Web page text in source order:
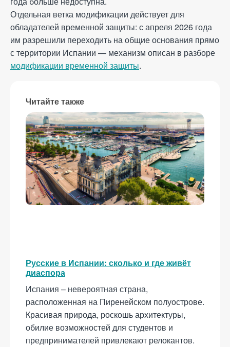
Отдельная ветка модификации действует для
обладателей временной защиты: с апреля 2026 года
им разрешили переходить на общие основания прямо
с территории Испании — механизм описан в разборе
модификации временной защиты.
Читайте также
Русские в Испании: сколько и где живёт
диаспора
Испания – невероятная страна,
расположенная на Пиренейском полуострове.
Красивая природа, роскошь архитектуры,
обилие возможностей для студентов и
предпринимателей привлекают релокантов.